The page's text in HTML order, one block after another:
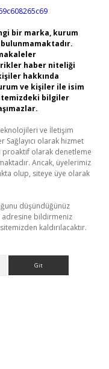
bir marka, kurum
haber niteliği
hakkında
ve kişiler ile isim
bilgiler
ve İletişim
Sağlayıcı olarak hizmet
proaktif olarak denetleme
Ancak, üyelerimiz
olup, siteye üye olarak
düşündüğünüz
adresine bildirmeniz
kaldırılacaktır.